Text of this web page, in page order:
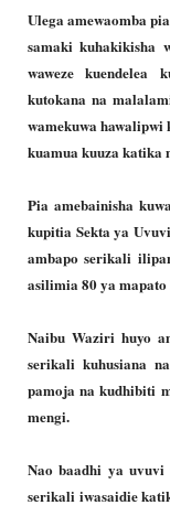
Ulega amewaomba
samaki kuhakikisha
waweze kuendelea
kutokana na
wamekuwa hawalipwi
kuamua kuuza katika
Pia amebainisha
kupitia Sekta ya
ambapo serikali
asilimia 80 ya
Naibu Waziri huyo
serikali kuhusiana
pamoja na kudhibiti
mengi.
Nao baadhi ya uvuvi
serikali iwasaidie